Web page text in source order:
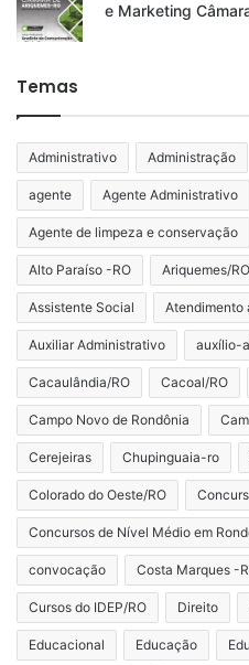
e Marketing
Temas
Administrativo Administração
agente Agente Administrativo
Agente de limpeza e conservação
Alto Paraíso -RO Ariquemes/RO
Assistente Social Atendimento
Auxiliar Administrativo auxílio-
Cacaulândia/RO Cacoal/RO
Campo Novo de Rondônia
Cerejeiras Chupinguaia-ro
Colorado do Oeste/RO
Concursos de Nível Médio em
convocação Costa Marques -
Cursos do IDEP/RO Direito
Educacional Educação